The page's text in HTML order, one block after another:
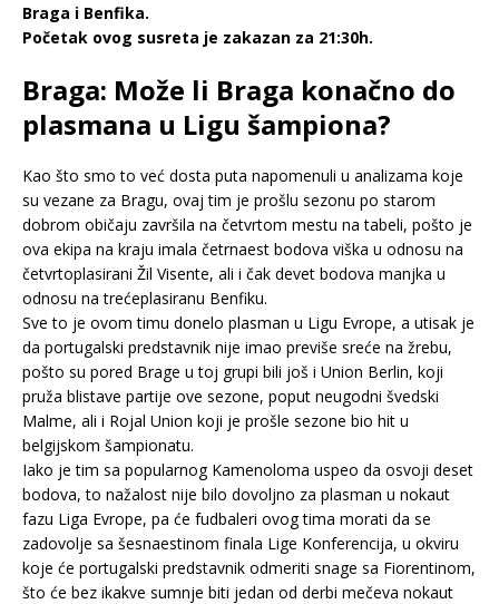
Braga i Benfika.
Početak ovog susreta je zakazan za 21:30h.
Braga: Može li Braga konačno do
plasmana u Ligu šampiona?
Kao što smo to već dosta puta napomenuli u analizama koje
su vezane za Bragu, ovaj tim je prošlu sezonu po starom
dobrom običaju završila na četvrtom mestu na tabeli, pošto je
ova ekipa na kraju imala četrnaest bodova viška u odnosu na
četvrtoplasirani Žil Visente, ali i čak devet bodova manjka u
odnosu na trećeplasiranu Benfiku.
Sve to je ovom timu donelo plasman u Ligu Evrope, a utisak je
da portugalski predstavnik nije imao previše sreće na žrebu,
pošto su pored Brage u toj grupi bili još i Union Berlin, koji
pruža blistave partije ove sezone, poput neugodni švedski
Malme, ali i Rojal Union koji je prošle sezone bio hit u
belgijskom šampionatu.
Iako je tim sa popularnog Kamenoloma uspeo da osvoji deset
bodova, to nažalost nije bilo dovoljno za plasman u nokaut
fazu Liga Evrope, pa će fudbaleri ovog tima morati da se
zadovolje sa šesnaestinom finala Lige Konferencija, u okviru
koje će portugalski predstavnik odmeriti snage sa Fiorentinom,
što će bez ikakve sumnje biti jedan od derbi mečeva nokaut